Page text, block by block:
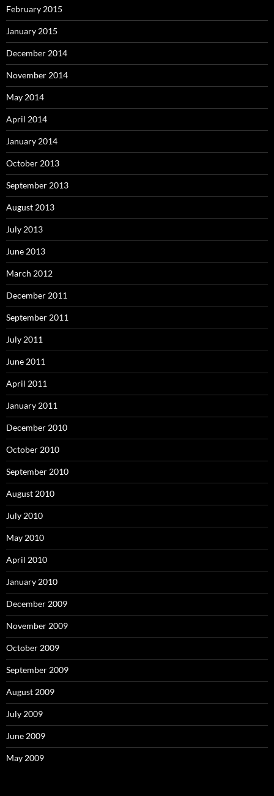
February 2015
January 2015
December 2014
November 2014
May 2014
April 2014
January 2014
October 2013
September 2013
August 2013
July 2013
June 2013
March 2012
December 2011
September 2011
July 2011
June 2011
April 2011
January 2011
December 2010
October 2010
September 2010
August 2010
July 2010
May 2010
April 2010
January 2010
December 2009
November 2009
October 2009
September 2009
August 2009
July 2009
June 2009
May 2009